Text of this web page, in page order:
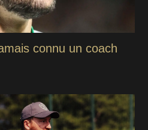
connu un coach